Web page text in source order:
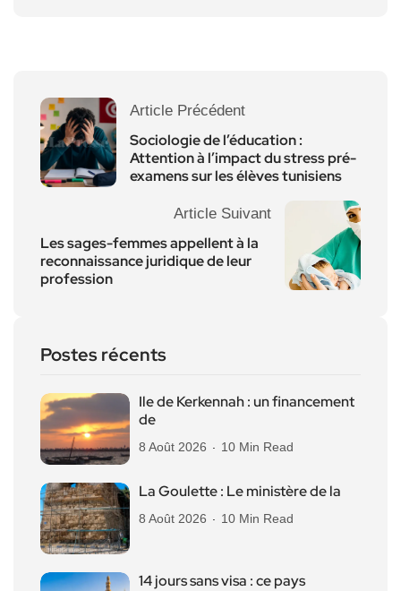
Article Précédent
Sociologie de l’éducation :
Attention à l’impact du stress pré-
examens sur les élèves tunisiens
Article Suivant
Les sages-femmes appellent à la
reconnaissance juridique de leur
profession
Postes récents
Ile de Kerkennah : un financement
de
8 Août 2026 10 Min Read
La Goulette : Le ministère de la
8 Août 2026 10 Min Read
14 jours sans visa : ce pays